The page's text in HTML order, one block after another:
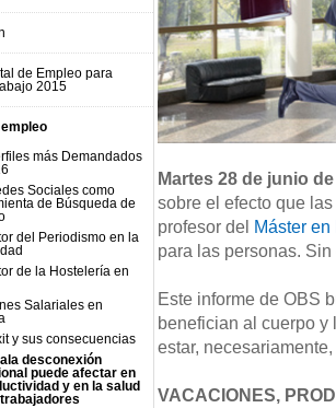
de Empleo para
2015
empleo
más Demandados
Sociales como
de Búsqueda de
del Periodismo en la
de la Hostelería en
Salariales en
y sus consecuencias
desconexión
puede afectar en
y en la salud
Martes 28 de junio
sobre el efecto que
profesor del Máster
para las personas.
Este informe de OBS
benefician al cuerpo y
estar,
VACACIONES,